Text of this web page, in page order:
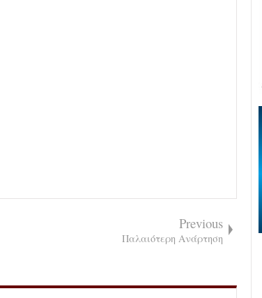
Previous
Παλαιότερη Ανάρτηση